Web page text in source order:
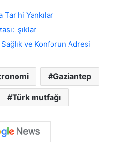
Tarihi Yankılar
Işıklar
ve Konforun Adresi
Gaziantep
Türk mutfağı